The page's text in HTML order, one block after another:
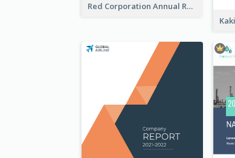
Red Corporation Annual Report